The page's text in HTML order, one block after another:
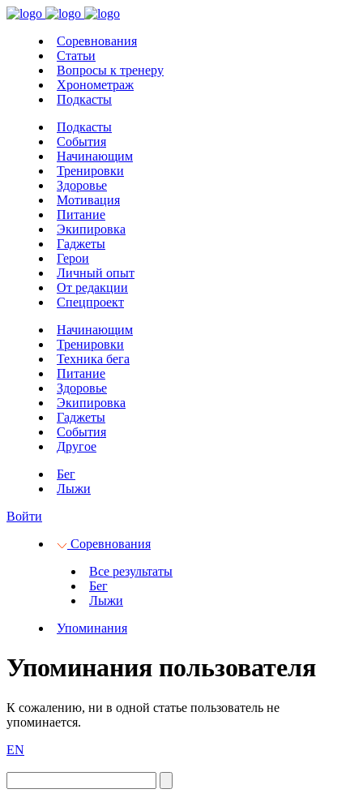
Соревнования
Статьи
Вопросы к тренеру
Хронометраж
Подкасты
Подкасты
События
Начинающим
Тренировки
Здоровье
Мотивация
Питание
Экипировка
Гаджеты
Герои
Личный опыт
От редакции
Спецпроект
Начинающим
Тренировки
Техника бега
Питание
Здоровье
Экипировка
Гаджеты
События
Другое
Бег
Лыжи
Войти
Соревнования
Все результаты
Бег
Лыжи
Упоминания
Упоминания пользователя
К сожалению, ни в одной статье пользователь не
упоминается.
EN